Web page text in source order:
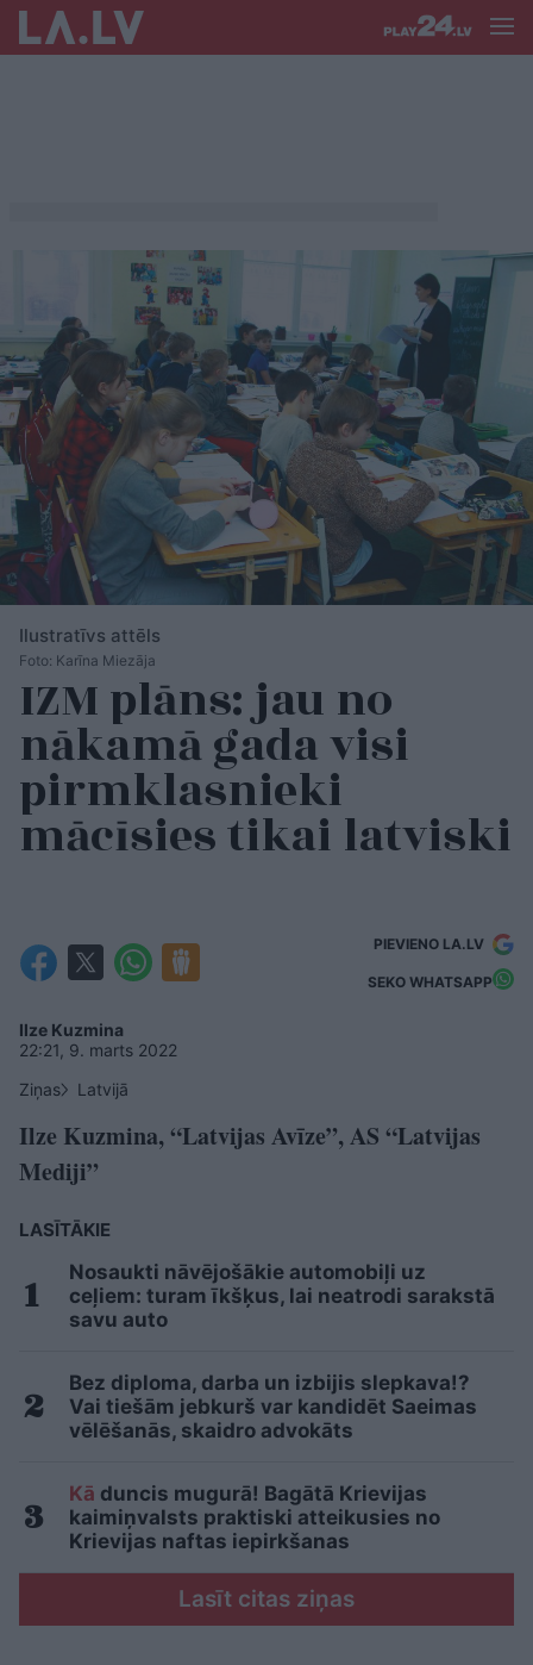
Ilustratīvs attēls
Foto: Karīna Miezāja
IZM plāns: jau no
nākamā gada visi
pirmklasnieki
mācīsies tikai latviski
PIEVIENO LA.LV
SEKO WHATSAPP
Ilze Kuzmina
22:21, 9. marts 2022
Ziņas
Latvijā
Ilze Kuzmina, “Latvijas Avīze”, AS “Latvijas
Mediji”
LASĪTĀKIE
Nosaukti nāvējošākie automobiļi uz
ceļiem: turam īkšķus, lai neatrodi sarakstā
savu auto
Bez diploma, darba un izbijis slepkava!?
Vai tiešām jebkurš var kandidēt Saeimas
vēlēšanās, skaidro advokāts
Kā duncis mugurā! Bagātā Krievijas
kaimiņvalsts praktiski atteikusies no
Krievijas naftas iepirkšanas
Lasīt citas ziņas